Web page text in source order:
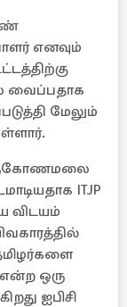
எனவும்
வைப்பதாக
மேலும்
ITJP
விடயம்
ஒரு
ஐபிசி